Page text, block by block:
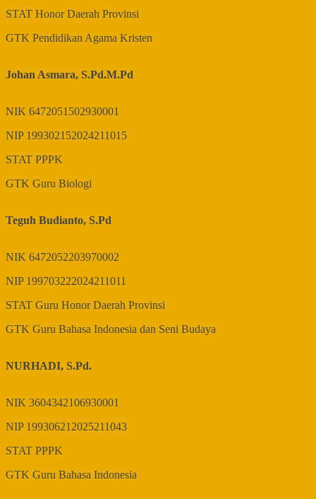
STAT Honor Daerah Provinsi
GTK Pendidikan Agama Kristen
Johan Asmara, S.Pd.M.Pd
NIK 6472051502930001
NIP 199302152024211015
STAT PPPK
GTK Guru Biologi
Teguh Budianto, S.Pd
NIK 6472052203970002
NIP 199703222024211011
STAT Guru Honor Daerah Provinsi
GTK Guru Bahasa Indonesia dan Seni Budaya
NURHADI, S.Pd.
NIK 3604342106930001
NIP 199306212025211043
STAT PPPK
GTK Guru Bahasa Indonesia